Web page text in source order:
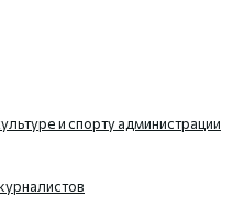
и спорту администрации